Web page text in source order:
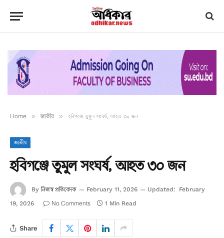
Home » জাতীয় » হবিগঞ্জে তুমুল সংঘর্ষ, আহত ৩০ জন
জাতীয়
হবিগঞ্জে তুমুল সংঘর্ষ, আহত ৩০ জন
By নিজস্ব প্রতিবেদক February 11, 2026 Updated:
February
19, 2026
No Comments 1 Min Read
Share